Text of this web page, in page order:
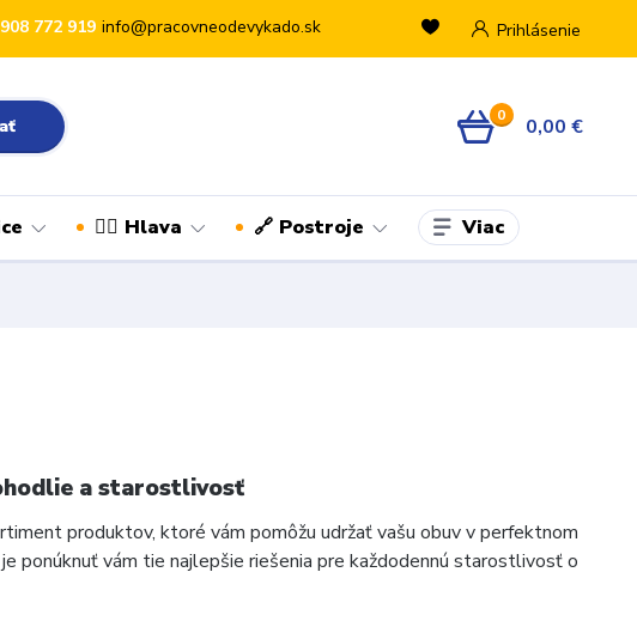
Prihlásenie
772 919 info@pracovneodevykado.sk
0 0,00 €
👷‍♂️ Hlava 🔗 Postroje Viac
a starostlivosť
produktov, ktoré vám pomôžu udržať vašu obuv v perfektnom
ponúknuť vám tie najlepšie riešenia pre každodennú starostlivosť o